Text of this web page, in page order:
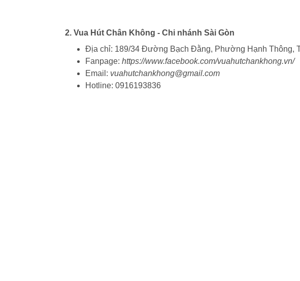
2. Vua Hút Chân Không - Chi nhánh Sài Gòn
Địa chỉ: 189/34 Đường Bạch Đằng, Phường Hạnh Thông,
Fanpage: https://www.facebook.com/vuahutchankhong.vn/
Email: vuahutchankhong@gmail.com
Hotline: 0916193836